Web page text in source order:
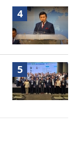
4
5